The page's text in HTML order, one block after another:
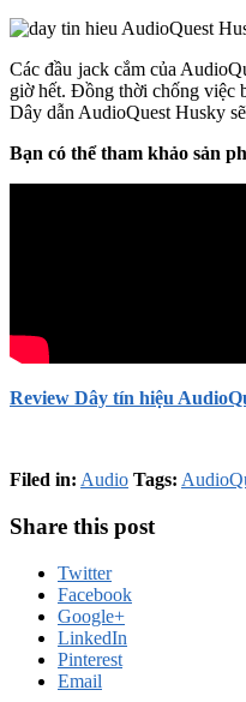
Các đầu jack cắm của
giờ hết. Đồng thời chống việc
Dây dẫn AudioQuest Husky
Bạn có thể tham khảo sản
Review Dây tín hiệu
Filed in: Audio Tags:
Share this post
Twitter
Facebook
Google+
LinkedIn
Pinterest
Email